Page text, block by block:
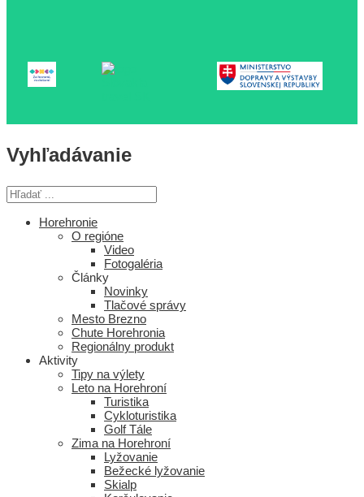
Vyhľadávanie
Horehronie
O regióne
Video
Fotogaléria
Články
Novinky
Tlačové správy
Mesto Brezno
Chute Horehronia
Regionálny produkt
Aktivity
Tipy na výlety
Leto na Horehroní
Turistika
Cykloturistika
Golf Tále
Zima na Horehroní
Lyžovanie
Bežecké lyžovanie
Skialp